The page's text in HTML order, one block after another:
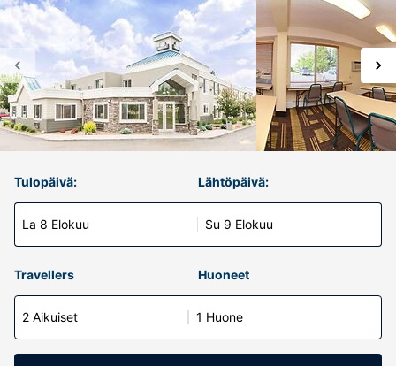
Tulopäivä:
La 8 Elokuu
Lähtöpäivä:
Su 9 Elokuu
Travellers Huoneet
2 Aikuiset 1 Huone